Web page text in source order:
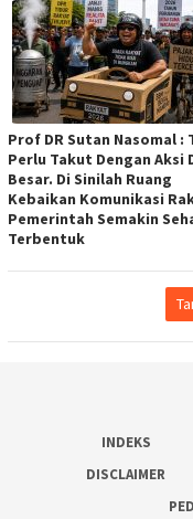
Prof DR Sutan Nasomal :
Perlu Takut Dengan Aksi
Besar. Di Sinilah Ruang
Kebaikan Komunikasi
Pemerintah Semakin
Terbentuk
INDEKS
DISCLAIMER